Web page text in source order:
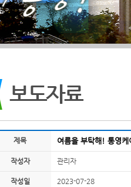
제목 여름을 부탁해! 통영케
작성자 관리자
작성일 2023-07-28